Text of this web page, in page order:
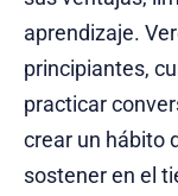
aprendizaje.
principiantes,
practicar
crear un hábito
sostener en el